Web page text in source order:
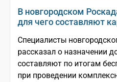
В новгородском
для чего составляют
Специалисты
рассказал о назначении
составляют по итогам
при проведении